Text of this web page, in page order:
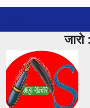
जारो